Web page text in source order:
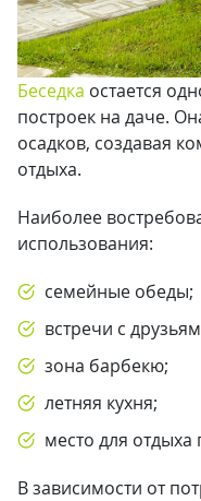
Беседка остается
построек на даче.
осадков, создавая
отдыха.
Наиболее
использования:
семейные обеды;
встречи с
зона барбекю;
летняя кухня;
место для отдыха
В зависимости от